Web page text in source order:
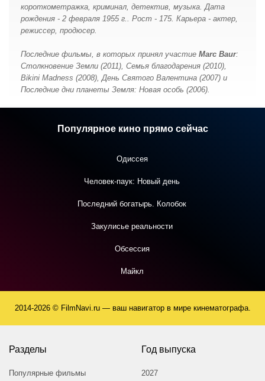
короткометражка, криминал, детектив, музыка. Дата
рождения - 2 февраля 1955 г.. Рост - 175. Карьера - актер,
режиссер, продюсер.
Последние фильмы, в которых принял участие Marc Baur:
Столкновение Земли (2011), Семья благодарения (2010),
Bikini Madness (2008), День Святого Валентина (2007) и
Последние дни планеты Земля: Новая особь (2006).
Популярное кино прямо сейчас
Одиссея
Человек-паук: Новый день
Последний богатырь. Колобок
Закулисье реальности
Обсессия
Майкл
2014-2026 © FilmNavi.ru — ваш навигатор в мире кинематографа.
Разделы
Популярные фильмы
Год выпуска
2027